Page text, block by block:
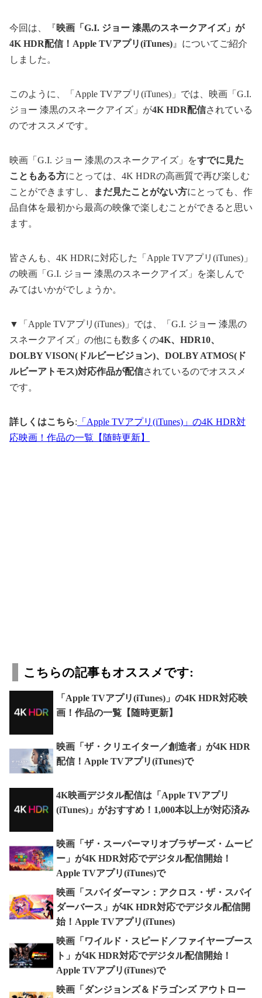
今回は、『映画「G.I. ジョー 漆黒のスネークアイズ」が
4K HDR配信！Apple TVアプリ(iTunes) 』についてご紹介
しました。
このように、「Apple TVアプリ(iTunes)」では、映画「G.I.
ジョー 漆黒のスネークアイズ」が4K HDR配信されている
のでオススメです。
映画「G.I. ジョー 漆黒のスネークアイズ」をすでに見た
こともある方にとっては、4K HDRの高画質で再び楽しむ
ことができますし、
まだ見たことがない方にとっても、作
品自体を最初から最高の映像で楽しむことができると思い
ます。
皆さんも、4K HDRに対応した「Apple TVアプリ(iTunes)」
の映画「G.I. ジョー 漆黒のスネークアイズ」を楽しんで
みてはいかがでしょうか。
▼「Apple TVアプリ(iTunes)」では、「G.I. ジョー 漆黒の
スネークアイズ」の他にも数多くの4K、HDR10、
DOLBY VISON(ドルビービジョン)、DOLBY ATMOS(ド
ルビーアトモス)対応作品が配信されているのでオススメ
です。
詳しくはこちら: 「Apple TVアプリ(iTunes)」の4K HDR対
応映画！作品の一覧【随時更新】
こちらの記事もオススメです:
「Apple TVアプリ(iTunes)」の4K HDR対応映
画！作品の一覧【随時更新】
映画「ザ・クリエイター／創造者」が4K HDR
配信！Apple TVアプリ(iTunes)で
4K映画デジタル配信は「Apple TVアプリ
(iTunes)」がおすすめ！1,000本以上が対応済み
映画「ザ・スーパーマリオブラザーズ・ムービ
ー」が4K HDR対応でデジタル配信開始！
Apple TVアプリ(iTunes)で
映画「スパイダーマン：アクロス・ザ・スパイ
ダーバース」が4K HDR対応でデジタル配信開
始！Apple TVアプリ(iTunes)
映画「ワイルド・スピード／ファイヤーブース
ト」が4K HDR対応でデジタル配信開始！
Apple TVアプリ(iTunes)で
映画「ダンジョンズ＆ドラゴンズ アウトロー